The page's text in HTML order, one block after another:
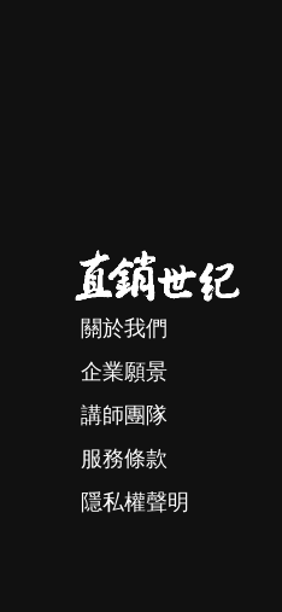
關於我們
企業願景
講師團隊
服務條款
隱私權聲明